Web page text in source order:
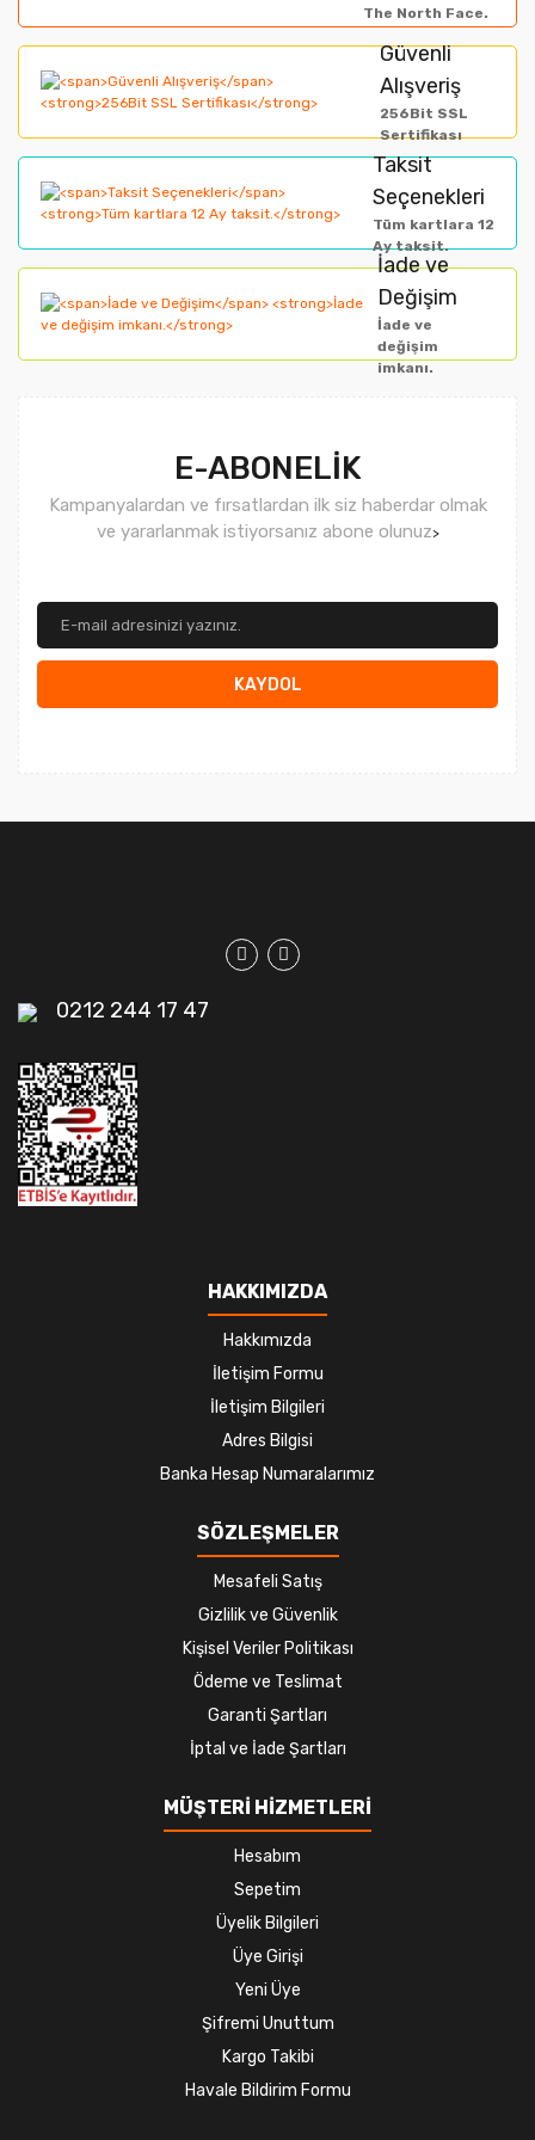
Ürün resmi kalitesiz, bozuk veya görüntülenemiyor.
Ürün açıklamasında eksik bilgiler bulunuyor.
Bu ürüne benzer farklı alternatifler olmalı.
The North Face.
Güvenli
Alışveriş
256Bit SSL
Sertifikası
Taksit
Seçenekleri
Tüm kartlara 12
Ay taksit.
İade ve
Değişim
İade ve
değişim
imkanı.
E-ABONELİK
Kampanyalardan ve fırsatlardan ilk siz haberdar olmak
ve yararlanmak istiyorsanız abone olunuz>
KAYDOL
0212 244 17 47
HAKKIMIZDA
Hakkımızda
İletişim Formu
İletişim Bilgileri
Adres Bilgisi
Banka Hesap Numaralarımız
SÖZLEŞMELER
Mesafeli Satış
Gizlilik ve Güvenlik
Kişisel Veriler Politikası
Ödeme ve Teslimat
Garanti Şartları
İptal ve İade Şartları
MÜŞTERİ HİZMETLERİ
Hesabım
Sepetim
Üyelik Bilgileri
Üye Girişi
Yeni Üye
Şifremi Unuttum
Kargo Takibi
Havale Bildirim Formu